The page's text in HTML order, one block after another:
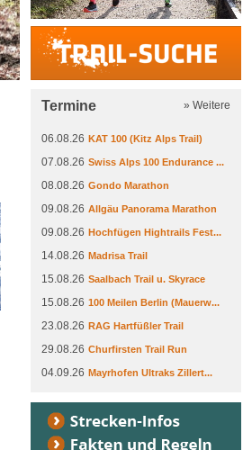
Termine » Weitere
06.08.26 KAT 100 (Kitz Alps Trail)
07.08.26 Swiss Alps 100 Endurance ...
08.08.26 Gondo Marathon
09.08.26 Allgäu Panorama Marathon
09.08.26 Hochfügen Hightrails Fest...
14.08.26 Madrisa Trail
15.08.26 Saalbach Trail u. Skyrace
15.08.26 100 Meilen Berlin (Mauerw...
23.08.26 RAG Hartfüßler Trail
29.08.26 Churfirsten Trail Run
04.09.26 Mayrhofen Ultraks Zillert...